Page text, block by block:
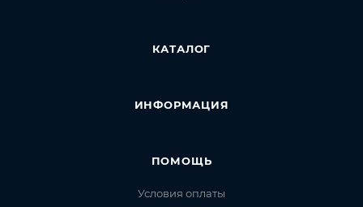
КАТАЛОГ
ИНФОРМАЦИЯ
ПОМОЩЬ
Условия оплаты